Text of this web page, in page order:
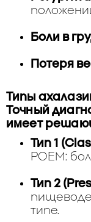
Боли в
Потеря
Типы
Точный
имеет
Тип 1
POEM:
Тип 2
пищеводе
типе.